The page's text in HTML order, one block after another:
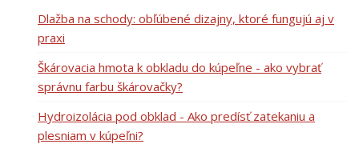
Dlažba na schody: obľúbené dizajny, ktoré fungujú aj v
praxi
Škárovacia hmota k obkladu do kúpeľne - ako vybrať
správnu farbu škárovačky?
Hydroizolácia pod obklad - Ako predísť zatekaniu a
plesniam v kúpeľni?